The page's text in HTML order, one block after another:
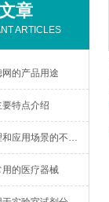
章
ARTICLES
的产品用途
特点介绍
分装泵根据工作原理和应用场景的不同，可以分为多种类型
的医疗器械